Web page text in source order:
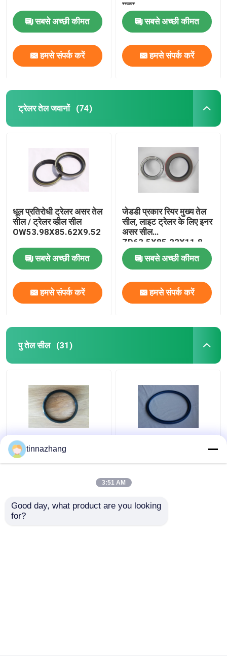
सबसे अच्छी कीमत
हमसे संपर्क करें
मुहर
सबसे अच्छी कीमत
हमसे संपर्क करें
ट्रेलर तेल जवानों (74)
धूल प्रतिरोधी ट्रेलर असर तेल
सील / ट्रेलर व्हील सील
OW53.98X85.62X9.52
सबसे अच्छी कीमत
हमसे संपर्क करें
जेडडी प्रकार रियर मुख्य तेल
सील, लाइट ट्रेलर के लिए इनर
असर सील
ZD63.5X85.22X11.8
सबसे अच्छी कीमत
हमसे संपर्क करें
पु तेल सील (31)
आंसू प्रतिरोध हाइड्रोलिक होंठ
सील, लोहे के साथ टिकाऊ
tinnazhang
3:51 AM
Good day, what product are you looking
for?